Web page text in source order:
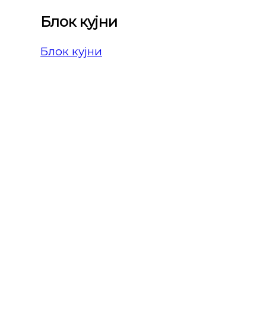
Блок кујни
Блок кујни